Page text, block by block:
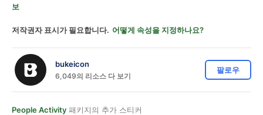
보
저작권자 표시가 필요합니다. 어떻게 속성을 지정하나요?
bukeicon
6,049의 리소스 다 보기
팔로우
People Activity 패키지의 추가 스티커